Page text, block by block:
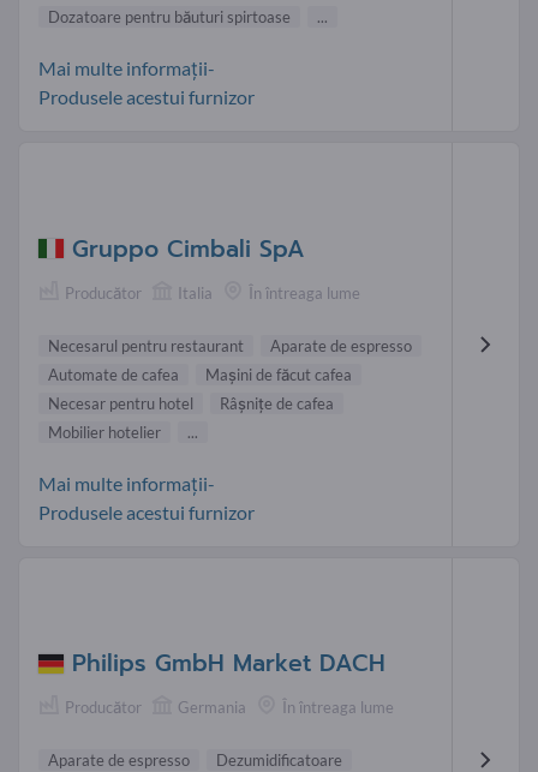
Dozatoare pentru băuturi spirtoase
...
Mai multe informații-
Produsele acestui furnizor
Gruppo Cimbali SpA
Producător Italia În întreaga lume
Necesarul pentru restaurant
Aparate de espresso
Automate de cafea
Maşini de făcut cafea
Necesar pentru hotel
Râşniţe de cafea
Mobilier hotelier
...
Mai multe informații-
Produsele acestui furnizor
Philips GmbH Market DACH
Producător Germania În întreaga lume
Aparate de espresso
Dezumidificatoare